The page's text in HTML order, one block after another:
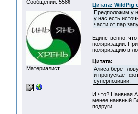
Сообщений: 5586
Материалист
Цитата: WildPig
Предположим у
у нас есть
части от пар
Единственно,
поляризации.
поляризацию в
Цитата:
Алиса берет
и пропускает
суперпозиции.
И что? Наивная
менее наивный
подруги.